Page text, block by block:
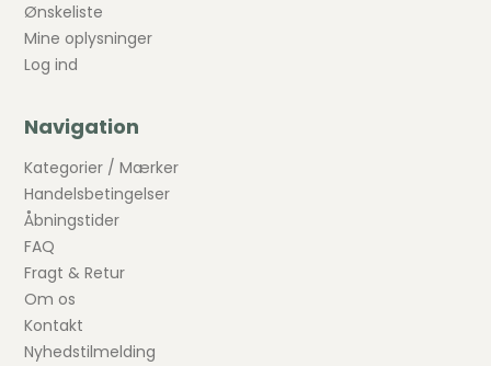
Ønskeliste
Mine oplysninger
Log ind
Navigation
Kategorier / Mærker
Handelsbetingelser
Åbningstider
FAQ
Fragt & Retur
Om os
Kontakt
Nyhedstilmelding